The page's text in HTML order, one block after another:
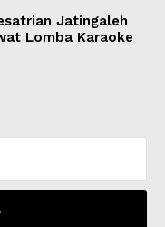
Jatingaleh
Lomba Karaoke